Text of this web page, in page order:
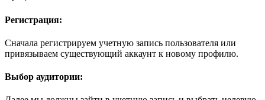
Регистрация:
Сначала регистрируем учетную запись пользователя или
привязываем существующий аккаунт к новому профилю.
Выбор аудитории: